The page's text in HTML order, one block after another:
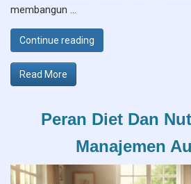
membangun …
Continue reading
Read More
Peran Diet Dan
Manajemen